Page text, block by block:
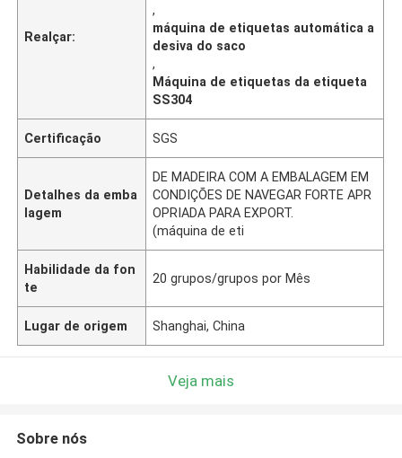
Realçar:
,
máquina de etiquetas automática a
desiva do saco
,
Máquina de etiquetas da etiqueta
SS304
Certificação SGS
Detalhes da emba
lagem
DE MADEIRA COM A EMBALAGEM EM
CONDIÇÕES DE NAVEGAR FORTE APR
OPRIADA PARA EXPORT.
(máquina de eti
Habilidade da fon
te
20 grupos/grupos por Mês
Lugar de origem Shanghai, China
Veja mais
Sobre nós